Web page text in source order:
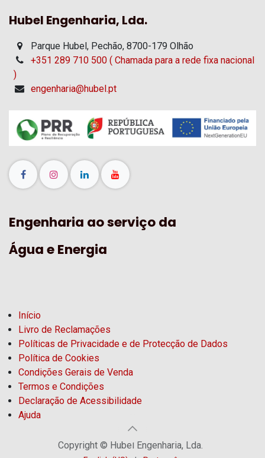
Hubel Engenharia, Lda.
Parque Hubel, Pechão, 8700-179 Olhão
+351 289 710 500 ( Chamada para a rede fixa nacional
)
engenharia@hubel.pt
Engenharia ao serviço da
Água e Energia
Início
Livro de Reclamações
Políticas de Privacidade e de Protecção de Dados
Política de Cookies
Condições Gerais de Venda
Termos e Condições
Declaração de Acessibilidade
Ajuda
Copyright © Hubel Engenharia, Lda.